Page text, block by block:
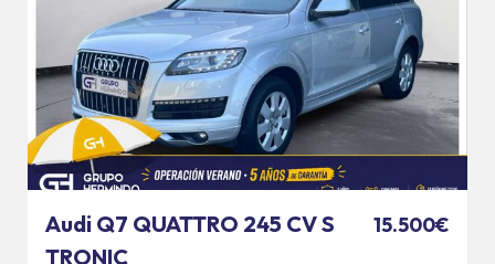
Audi Q7 QUATTRO 245 CV S
TRONIC
15.500€